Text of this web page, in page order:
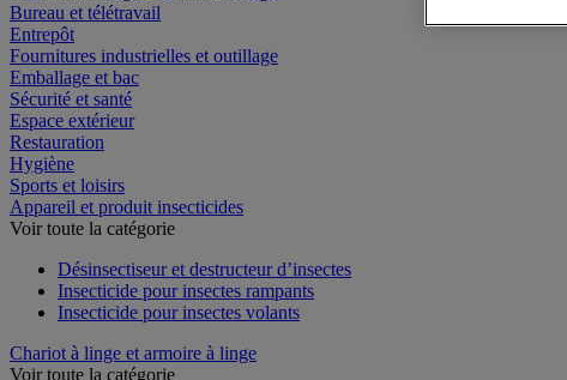
Bureau et télétravail
Entrepôt
Fournitures industrielles et outillage
Emballage et bac
Sécurité et santé
Espace extérieur
Restauration
Hygiène
Sports et loisirs
Appareil et produit insecticides
Voir toute la catégorie
Désinsectiseur et destructeur d’insectes
Insecticide pour insectes rampants
Insecticide pour insectes volants
Chariot à linge et armoire à linge
Voir toute la catégorie